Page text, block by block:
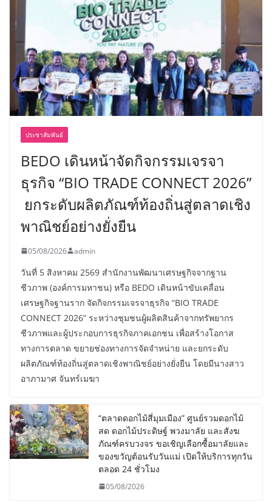
ประชาสัมพันธ์
BEDO เดินหน้าจัดกิจกรรมเจรจา
ธุรกิจ “BIO TRADE CONNECT 2026”
ยกระดับผลิตภัณฑ์ท้องถิ่นสู่ตลาดเชิง
พาณิชย์อย่างยั่งยืน
05/08/2026 admin
วันที่ 5 สิงหาคม 2569 สำนักงานพัฒนาเศรษฐกิจจากฐาน
ชีวภาพ (องค์การมหาชน) หรือ BEDO เดินหน้าขับเคลื่อน
เศรษฐกิจฐานราก จัดกิจกรรมเจรจาธุรกิจ “BIO TRADE
CONNECT 2026” ระหว่างชุมชนผู้ผลิตสินค้าจากทรัพยากร
ชีวภาพและผู้ประกอบการธุรกิจภาคเอกชน เพื่อสร้างโอกาส
ทางการตลาด ขยายช่องทางการจัดจำหน่าย และยกระดับ
ผลิตภัณฑ์ท้องถิ่นสู่ตลาดเชิงพาณิชย์อย่างยั่งยืน โดยมีนางสาว
อาภามาศ จันทร์เมฆา
“ตลาดดอกไม้สี่มุมเมือง” ศูนย์รวมดอกไม้
สด ดอกไม้ประดิษฐ์ พวงมาลัย และสังฆ
ภัณฑ์ครบวงจร ขอเชิญเลือกซื้อมาลัยและ
ของขวัญต้อนรับวันแม่ เปิดให้บริการทุกวัน
ตลอด 24 ชั่วโมง
05/08/2026